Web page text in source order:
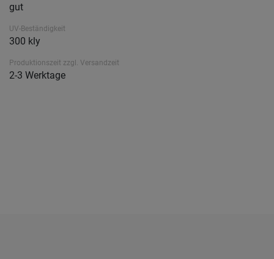
gut
UV-Beständigkeit
300 kly
Produktionszeit zzgl. Versandzeit
2-3 Werktage